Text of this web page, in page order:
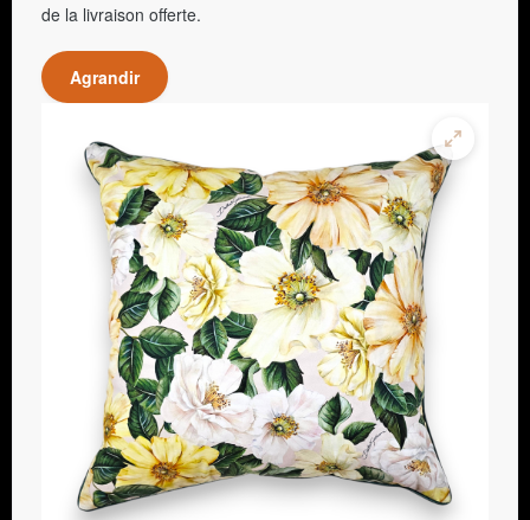
de la livraison offerte.
Agrandir